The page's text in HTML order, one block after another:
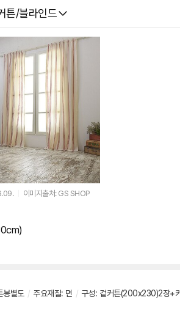
나와
튼/블라인드
이미지출처: GS SHOP
봉별도 / 주요재질: 면 / 구성: 겉커튼(200x230)2장+